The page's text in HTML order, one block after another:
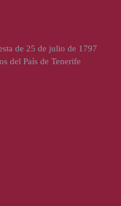
de 25 de julio de 1797
del País de Tenerife